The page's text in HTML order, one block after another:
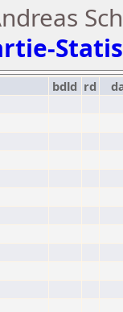
bdld rd